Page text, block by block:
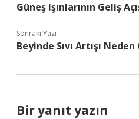
Güneş Işınlarının Geliş
Sonraki Yazı
Beyinde Sıvı Artışı
Bir yanıt yazın